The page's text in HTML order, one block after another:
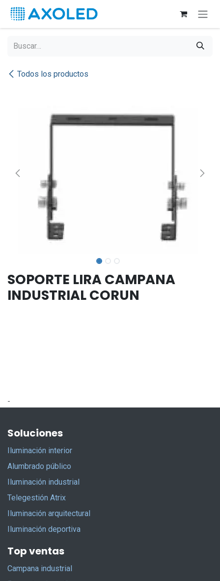
Ir al contenido
Todos los productos
SOPORTE LIRA CAMPANA
INDUSTRIAL CORUN
-
Soluciones
Iluminación interior
Alumbrado público
Iluminación industrial
Telegestión Atrix
Iluminación arquitectural
Iluminación deportiva
Top ventas
Campana industrial